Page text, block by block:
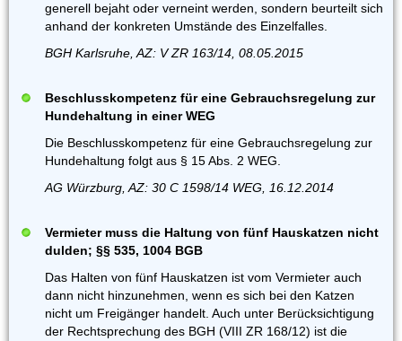
generell bejaht oder verneint werden, sondern beurteilt sich
anhand der konkreten Umstände des Einzelfalles.
BGH Karlsruhe, AZ: V ZR 163/14, 08.05.2015
Beschlusskompetenz für eine Gebrauchsregelung zur
Hundehaltung in einer WEG
Die Beschlusskompetenz für eine Gebrauchsregelung zur
Hundehaltung folgt aus § 15 Abs. 2 WEG.
AG Würzburg, AZ: 30 C 1598/14 WEG, 16.12.2014
Vermieter muss die Haltung von fünf Hauskatzen nicht
dulden; §§ 535, 1004 BGB
Das Halten von fünf Hauskatzen ist vom Vermieter auch
dann nicht hinzunehmen, wenn es sich bei den Katzen
nicht um Freigänger handelt. Auch unter Berücksichtigung
der Rechtsprechung des BGH (VIII ZR 168/12) ist die